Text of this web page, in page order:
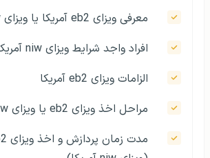
معرفی ویزای eb2 آمریکا یا ویزای niw آمریکا
افراد واجد شرایط ویزای niw آمریکا
الزامات ویزای eb2 آمریکا
مراحل اخذ ویزای eb2 یا ویزای niw آمریکا